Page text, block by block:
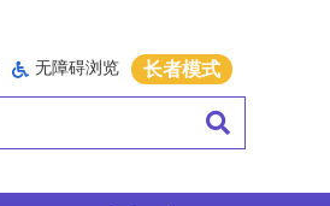
无障碍浏览 长者模式